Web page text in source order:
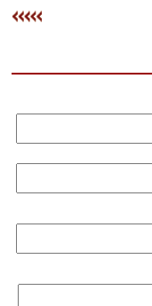
أخبار
وتكنولوجيا